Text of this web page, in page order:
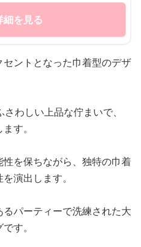
細を見る
ントとなった巾着型のデザ
わしい上品な佇まいで、
す。
を保ちながら、独特の巾着
演出します。
パーティーで洗練された大
す。